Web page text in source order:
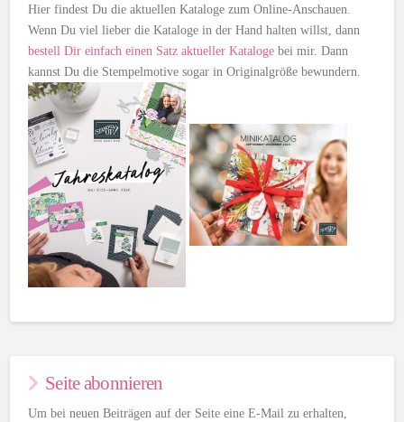
Hier findest Du die aktuellen Kataloge zum Online-Anschauen.
Wenn Du viel lieber die Kataloge in der Hand halten willst, dann
bestell Dir einfach einen Satz aktueller Kataloge bei mir. Dann
kannst Du die Stempelmotive sogar in Originalgröße bewundern.
Seite abonnieren
Um bei neuen Beiträgen auf der Seite eine E-Mail zu erhalten,